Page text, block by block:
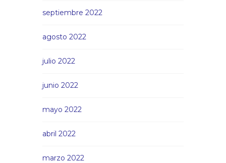
septiembre 2022
agosto 2022
julio 2022
junio 2022
mayo 2022
abril 2022
marzo 2022